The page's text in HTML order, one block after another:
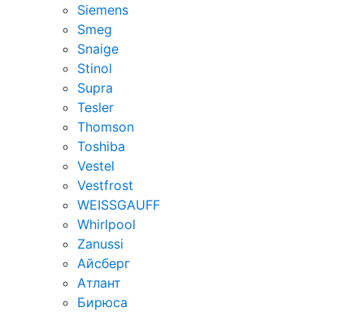
Siemens
Smeg
Snaige
Stinol
Supra
Tesler
Thomson
Toshiba
Vestel
Vestfrost
WEISSGAUFF
Whirlpool
Zanussi
Айсберг
Атлант
Бирюса